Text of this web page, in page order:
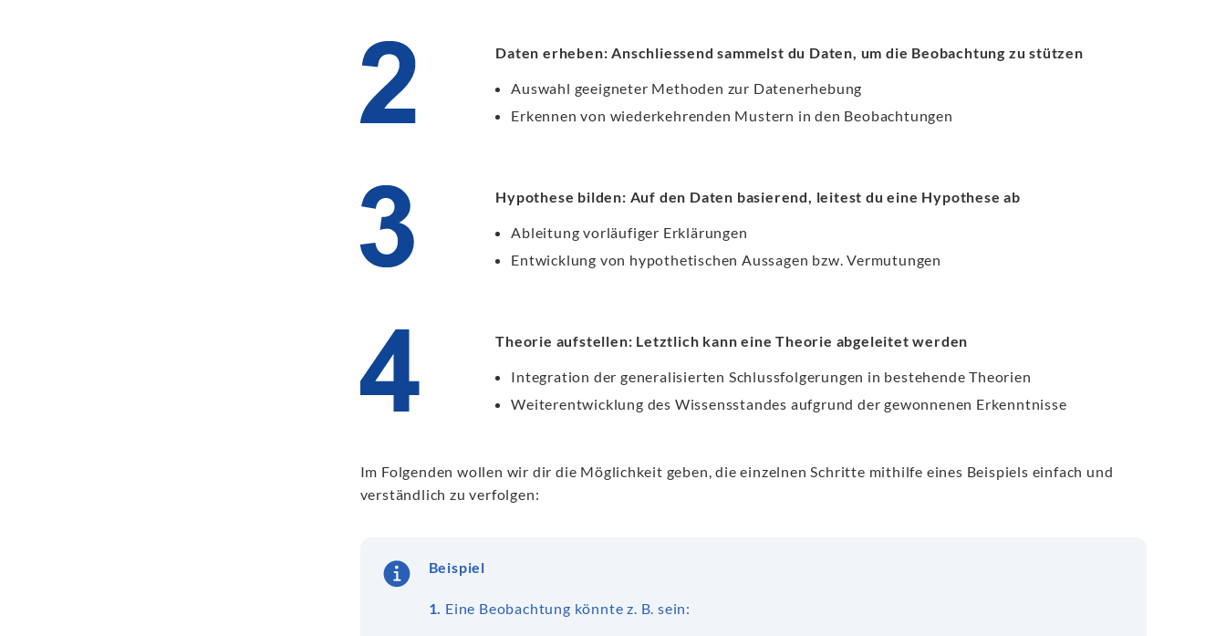
Daten erheben: Anschliessend sammelst du Daten, um die Beobachtung zu stützen
Auswahl geeigneter Methoden zur Datenerhebung
Erkennen von wiederkehrenden Mustern in den Beobachtungen
Hypothese bilden: Auf den Daten basierend, leitest du eine Hypothese ab
Ableitung vorläufiger Erklärungen
Entwicklung von hypothetischen Aussagen bzw. Vermutungen
Theorie aufstellen: Letztlich kann eine Theorie abgeleitet werden
Integration der generalisierten Schlussfolgerungen in bestehende Theorien
Weiterentwicklung des Wissensstandes aufgrund der gewonnenen Erkenntnisse
Im Folgenden wollen wir dir die Möglichkeit geben, die einzelnen Schritte mithilfe eines Beispiels einfach und
verständlich zu verfolgen:
Beispiel
1. Eine Beobachtung könnte z. B. sein: